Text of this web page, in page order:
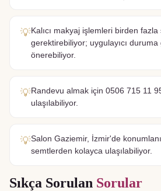
💡Kalıcı makyaj işlemleri birden fazla
gerektirebiliyor; uygulayıcı
önerebiliyor.
💡Randevu almak için 0506 715 11
ulaşılabiliyor.
💡Salon Gaziemir, İzmir'de
semtlerden kolayca ulaşılabiliyor.
Sıkça Sorulan Sorular